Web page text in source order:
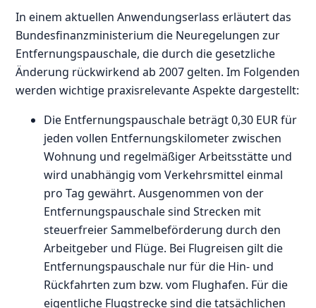
In einem aktuellen Anwendungserlass erläutert das
Bundesfinanzministerium die Neuregelungen zur
Entfernungspauschale, die durch die gesetzliche
Änderung rückwirkend ab 2007 gelten. Im Folgenden
werden wichtige praxisrelevante Aspekte dargestellt:
Die Entfernungspauschale beträgt 0,30 EUR für
jeden vollen Entfernungskilometer zwischen
Wohnung und regelmäßiger Arbeitsstätte und
wird unabhängig vom Verkehrsmittel einmal
pro Tag gewährt. Ausgenommen von der
Entfernungspauschale sind Strecken mit
steuerfreier Sammelbeförderung durch den
Arbeitgeber und Flüge. Bei Flugreisen gilt die
Entfernungspauschale nur für die Hin- und
Rückfahrten zum bzw. vom Flughafen. Für die
eigentliche Flugstrecke sind die tatsächlichen